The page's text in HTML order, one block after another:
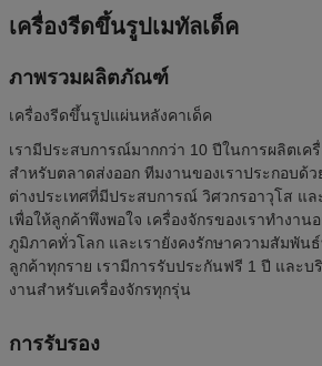
เครื่องรีดขึ้นรูปเมทัลเด็ค
ภาพรวมผลิตภัณฑ์
เครื่องรีดขึ้นรูปแผ่นหลังคาเด็ค
เรามีประสบการณ์มากกว่า 10 ปีในการผลิตเ
สำหรับตลาดส่งออก ทีมงานของเราประกอบด้
ต่างประเทศที่มีประสบการณ์ วิศวกรอาวุโส แ
เพื่อให้ลูกค้าพึงพอใจ เครื่องจักรของเราทำงาน
ภูมิภาคทั่วโลก และเรายังคงรักษาความสัมพัน
ลูกค้าทุกราย เรามีการรับประกันฟรี 1 ปี และบ
งานสำหรับเครื่องจักรทุกรุ่น
การรับรอง